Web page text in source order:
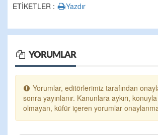
ETİKETLER : Yazdır
YORUMLAR
Yorumlar, editörlerimiz tarafından
sonra yayınlanır. Kanunlara aykırı,
olmayan, küfür içeren yorumlar